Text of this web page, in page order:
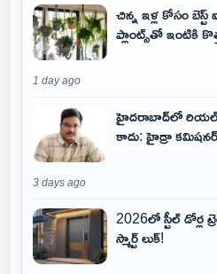
చిన్న ఇళ్ల కోసం
ప్లాంట్స్‌తో ఇంటికి
1 day ago
హైదరాబాద్‌లో రియల్
కాదు: హైడ్రా
3 days ago
2026లో స్టీల్ డోర్ల
స్మార్ట్ లుక్!